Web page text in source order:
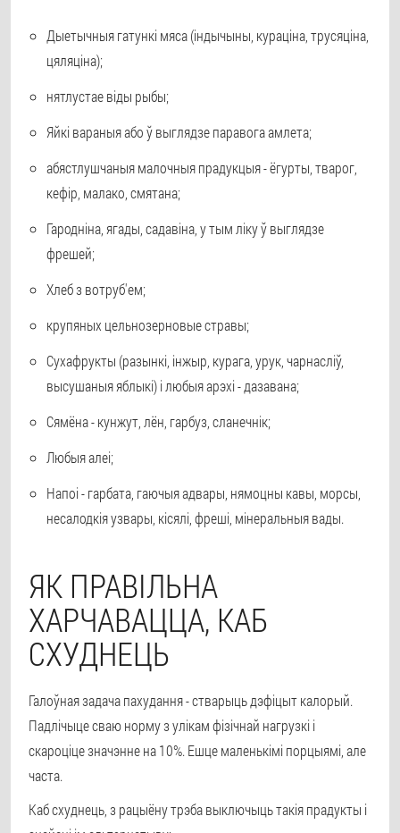
Дыетычныя гатункі мяса (індычыны, кураціна, трусяціна,
цяляціна);
нятлустае віды рыбы;
Яйкі вараныя або ў выглядзе паравога амлета;
абястлушчаныя малочныя прадукцыя - ёгурты, тварог,
кефір, малако, смятана;
Гародніна, ягады, садавіна, у тым ліку ў выглядзе
фрешей;
Хлеб з вотруб'ем;
крупяных цельнозерновые стравы;
Сухафрукты (разынкі, інжыр, курага, урук, чарнасліў,
высушаныя яблыкі) і любыя арэхі - дазавана;
Сямёна - кунжут, лён, гарбуз, сланечнік;
Любыя алеі;
Напоі - гарбата, гаючыя адвары, нямоцны кавы, морсы,
несалодкія узвары, кісялі, фреші, мінеральныя вады.
ЯК ПРАВІЛЬНА
ХАРЧАВАЦЦА, КАБ
СХУДНЕЦЬ
Галоўная задача пахудання - стварыць дэфіцыт калорый.
Падлічыце сваю норму з улікам фізічнай нагрузкі і
скароціце значэнне на 10%. Ешце маленькімі порцыямі, але
часта.
Каб схуднець, з рацыёну трэба выключыць такія прадукты і